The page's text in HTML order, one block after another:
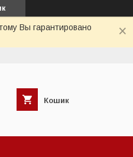
Вы гарантировано
Кошик